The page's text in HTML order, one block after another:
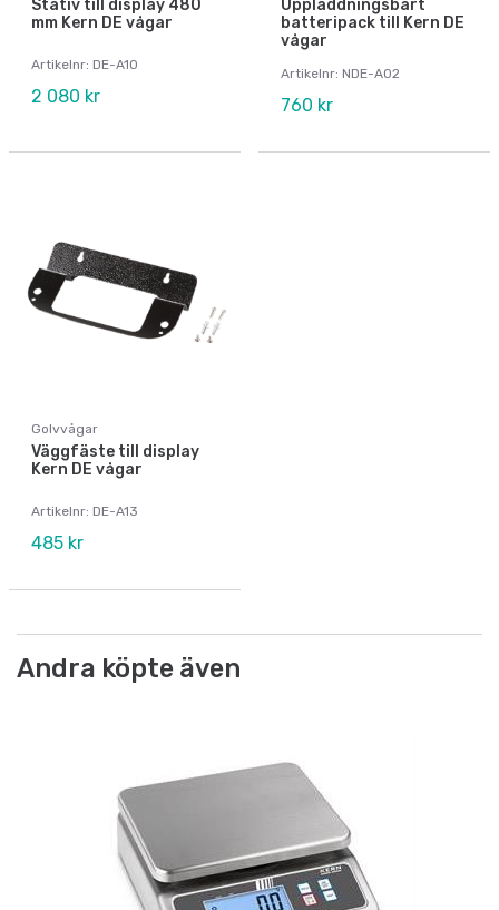
Stativ till display 480
mm Kern DE vågar
Artikelnr: DE-A10
2 080 kr
Uppladdningsbart
batteripack till Kern DE
vågar
Artikelnr: NDE-A02
760 kr
Golvvågar
Väggfäste till display
Kern DE vågar
Artikelnr: DE-A13
485 kr
Andra köpte även